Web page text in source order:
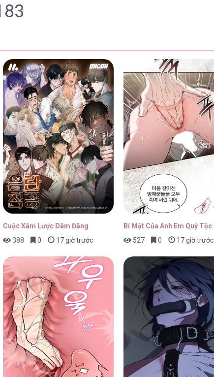
Cuộc Xâm Lược Dâm Đãng
388
0 17 giờ trước
Bí Mật Của Anh Em Quý Tộc
527
0 17 giờ trước